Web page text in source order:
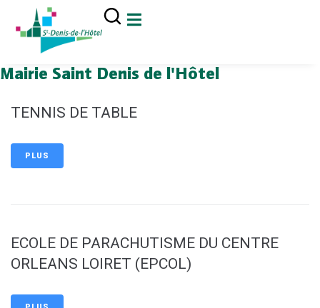
principal
Mairie Saint Denis de l'Hôtel
TENNIS DE TABLE
PLUS
ECOLE DE PARACHUTISME DU CENTRE
ORLEANS LOIRET (EPCOL)